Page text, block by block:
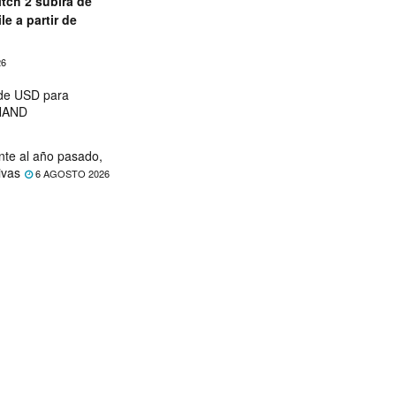
a partir de
USD para
al año pasado,
6 AGOSTO 2026